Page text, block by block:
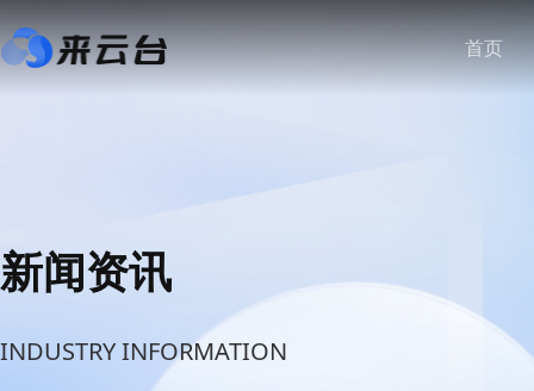
首页
新闻资讯
INDUSTRY INFORMATION